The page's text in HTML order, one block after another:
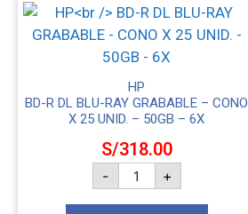
HP
BD-R DL BLU-RAY GRABABLE – CONO
X 25 UNID. – 50GB – 6X
S/318.00
- +